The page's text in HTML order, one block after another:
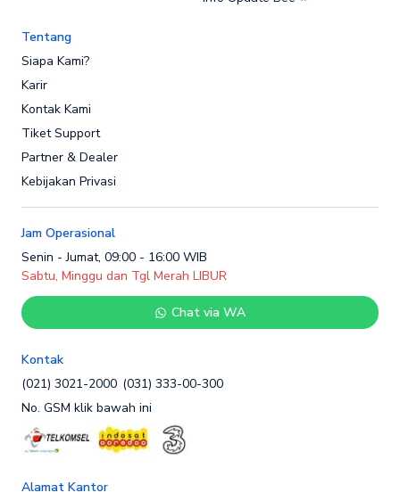
Tentang
Siapa Kami?
Karir
Kontak Kami
Tiket Support
Partner & Dealer
Kebijakan Privasi
Jam Operasional
Senin - Jumat, 09:00 - 16:00 WIB
Sabtu, Minggu dan Tgl Merah LIBUR
Chat via WA
Kontak
(021) 3021-2000 (031) 333-00-300
No. GSM klik bawah ini
Alamat Kantor